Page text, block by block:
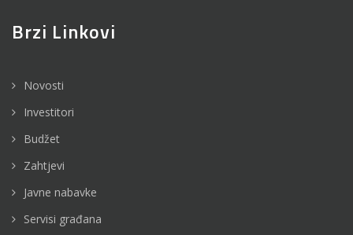
Brzi Linkovi
Novosti
Investitori
Budžet
Zahtjevi
Javne nabavke
Servisi građana